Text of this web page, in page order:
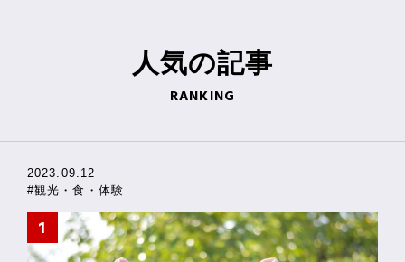
人気の記事
RANKING
2023.09.12
#観光・食・体験